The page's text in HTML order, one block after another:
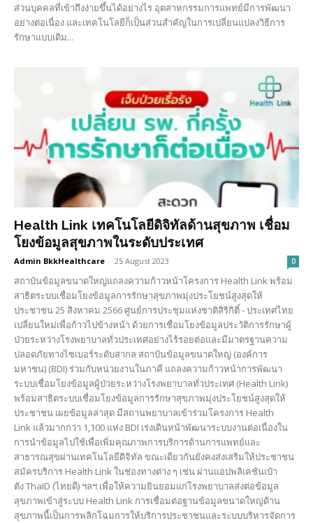
ส่วนบุคคลที่เข้าถึงง่ายขึ้นได้อย่างไร อุตสาหกรรมการแพทย์มีการพัฒนา
อย่างต่อเนื่อง และเทคโนโลยีก็เป็นส่วนสำคัญในการเปลี่ยนแปลงวิธีการ
รักษาแบบเดิม...
Health Link เทคโนโลยีดิจิทัลด้านสุขภาพ เชื่อม
โยงข้อมูลสุขภาพในระดับประเทศ
Admin BkkHealthcare - 25 August 2023 0
สถาบันข้อมูลขนาดใหญ่แถลงความก้าวหน้าโครงการ Health Link พร้อม
สาธิตระบบเชื่อมโยงข้อมูลการรักษาสุขภาพมุ่งประโยชน์สูงสุดให้
ประชาชน 25 สิงหาคม 2566 ศูนย์การประชุมแห่งชาติสิริกิติ์ - ประเทศไทย
เปลี่ยนใหม่เพื่อก้าวไปข้างหน้า ด้วยการเชื่อมโยงข้อมูลประวัติการรักษาผู้
ป่วยระหว่างโรงพยาบาลทั่วประเทศอย่างไร้รอยต่อและมีมาตรฐานความ
ปลอดภัยทางไซเบอร์ระดับสากล สถาบันข้อมูลขนาดใหญ่ (องค์การ
มหาชน) (BDI) ร่วมกับหน่วยงานในภาคี แถลงความก้าวหน้าการพัฒนา
ระบบเชื่อมโยงข้อมูลผู้ป่วยระหว่างโรงพยาบาลทั่วประเทศ (Health Link)
พร้อมสาธิตระบบเชื่อมโยงข้อมูลการรักษาสุขภาพมุ่งประโยชน์สูงสุดให้
ประชาชน เผยข้อมูลล่าสุด มีสถานพยาบาลเข้าร่วมโครงการ Health
Link แล้วมากกว่า 1,100 แห่ง BDI เร่งเดินหน้าพัฒนาระบบงานต่อเนื่องใน
การนำข้อมูลไปใช้เพื่อเพิ่มคุณภาพการบริการด้านการแพทย์และ
สาธารณสุขผ่านเทคโนโลยีดิจิทัล ขณะเดียวกันยังคงส่งเสริมให้ประชาชน
สมัครบริการ Health Link ในช่องทางต่าง ๆ เช่น ผ่านแอปพลิเคชันเป๋า
ตัง ThaID (ไทยดี) ฯลฯ เพื่อให้ความยินยอมแก่โรงพยาบาลส่งต่อข้อมูล
สุขภาพเข้าสู่ระบบ Health Link การเชื่อมต่อฐานข้อมูลขนาดใหญ่ด้าน
สุขภาพนี้เป็นการพลิกโฉมการให้บริการประชาชนและระบบบริหารจัดการ